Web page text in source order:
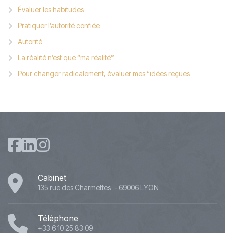
Évaluer les habitudes
Pratiquer l’autorité confiée
Autorité
La réalité n’est que “ma réalité”
Pour changer radicalement, évaluer mes “idées reçues
Cabinet
135 rue des Charmettes - 69006 LYON
Téléphone
+33 6 10 25 83 09